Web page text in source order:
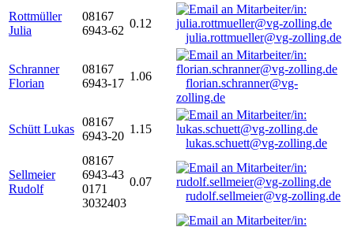
Rottmüller
Julia
08167
6943-62
0.12
julia.rottmueller@vg-zolling.de
Schranner
Florian
08167
6943-17
1.06
florian.schranner@vg-
zolling.de
Schütt Lukas
08167
6943-20
1.15
lukas.schuett@vg-zolling.de
Sellmeier
Rudolf
08167
6943-43
0171
3032403
0.07
rudolf.sellmeier@vg-zolling.de